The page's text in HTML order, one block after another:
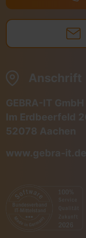
Anschrift
GEBRA-IT GmbH
Im Erdbeerfeld 20
52078 Aachen
www.gebra-it.de